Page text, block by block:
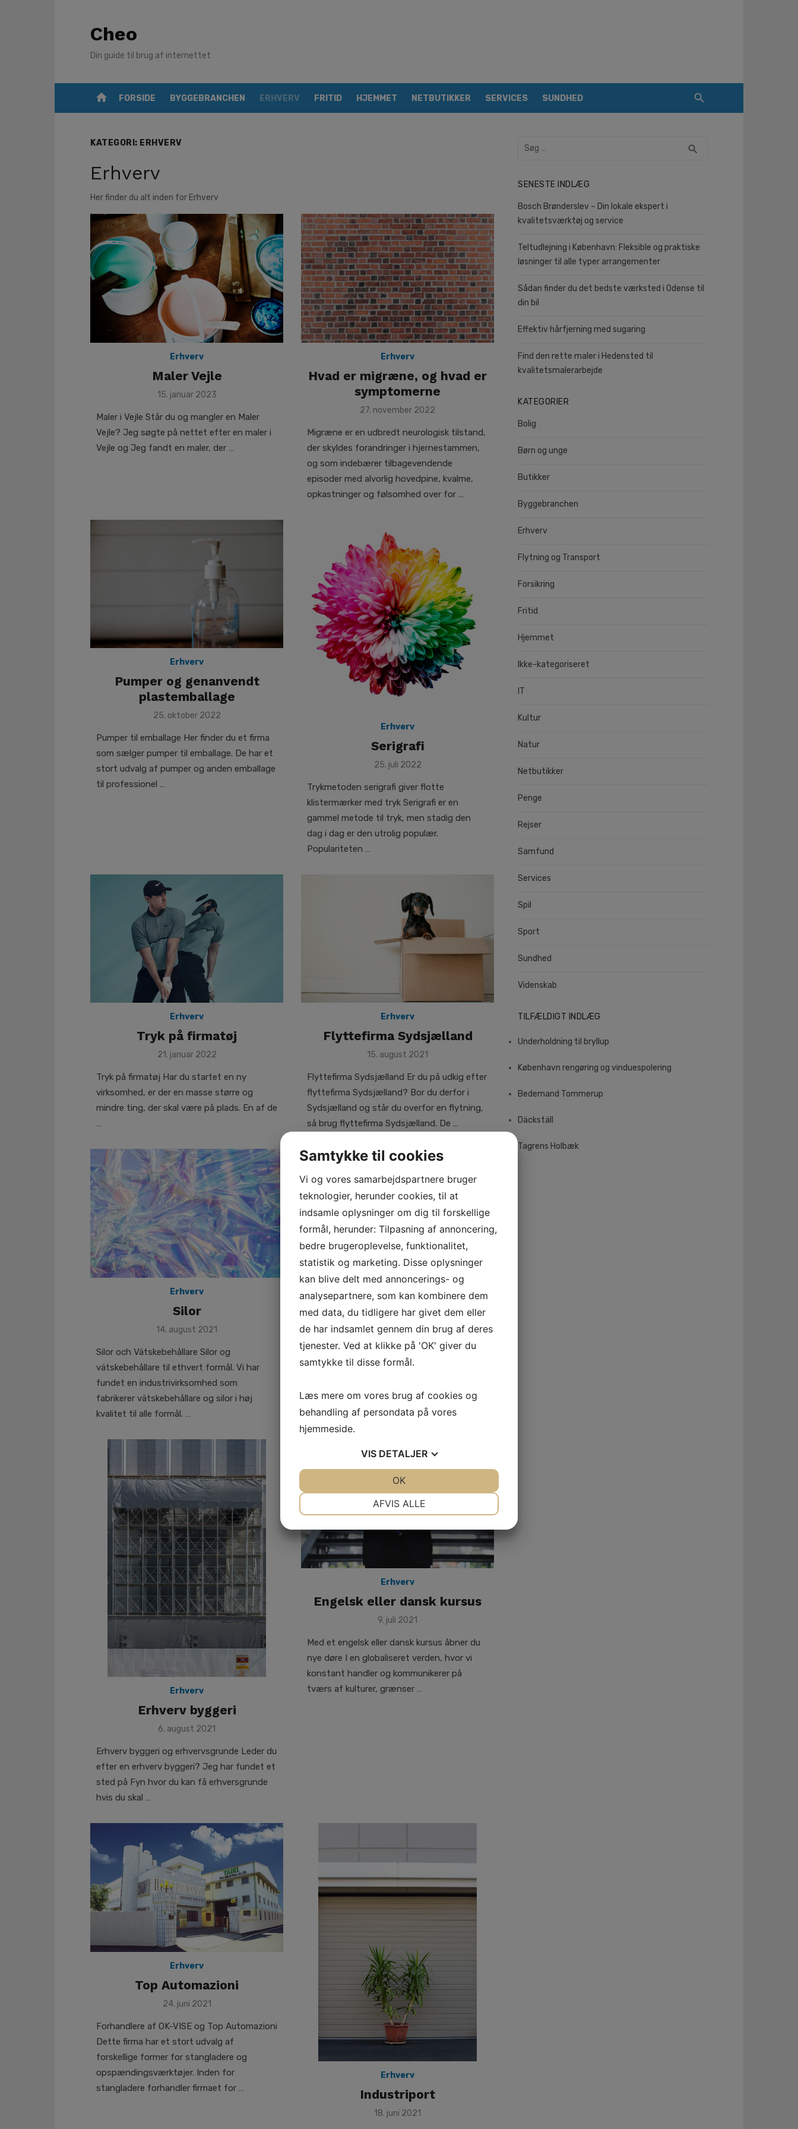
Cheo
Din guide til brug af internettet
home FORSIDE BYGGEBRANCHEN ERHVERV FRITID HJEMMET NETBUTIKKER SERVICES SUNDHED
KATEGORI: ERHVERV
Erhverv
Her finder du alt inden for Erhverv
Erhverv
Maler Vejle
Posted
15. januar 2023
Maler i Vejle Står du og mangler en Maler
Vejle? Jeg søgte på nettet efter en maler i
Vejle og Jeg fandt en maler, der …
Erhverv
Hvad er migræne, og hvad er
symptomerne
Posted
27. november 2022
Migræne er en udbredt neurologisk tilstand,
der skyldes forandringer i hjernestammen,
og som indebærer tilbagevendende
episoder med alvorlig hovedpine, kvalme,
opkastninger og følsomhed over for …
Erhverv
Pumper og genanvendt
plastemballage
Posted
25. oktober 2022
Pumper til emballage Her finder du et firma
som sælger pumper til emballage. De har et
stort udvalg af pumper og anden emballage
til professionel …
Erhverv
Serigrafi
Posted
25. juli 2022
Trykmetoden serigrafi giver flotte
klistermærker med tryk Serigrafi er en
gammel metode til tryk, men stadig den
dag i dag er den utrolig populær.
Populariteten …
Erhverv
Tryk på firmatøj
Posted
21. januar 2022
Tryk på firmatøj Har du startet en ny
virksomhed, er der en masse større og
mindre ting, der skal være på plads. En af de
…
Erhverv
Flyttefirma Sydsjælland
Posted
15. august 2021
Flyttefirma Sydsjælland Er du på udkig efter
flyttefirma Sydsjælland? Bor du derfor i
Sydsjælland og står du overfor en flytning,
så brug flyttefirma Sydsjælland. De …
Erhverv
Silor
Posted
14. august 2021
Silor och Vätskebehållare Silor og
vätskebehållare til ethvert formål. Vi har
fundet en industrivirksomhed som
fabrikerer vätskebehållare og silor i høj
kvalitet til alle formål. …
Erhverv
Elektriker Valby
Posted
12. august 2021
Elektriker Valby med solid viden Denne
elektriker i Valby løser alle opgaver inden for
Elektrikeren har erfaring med alt …
Erhverv
Erhverv byggeri
Posted
6. august 2021
Erhverv byggeri og erhvervsgrunde Leder du
efter en erhverv byggeri? Jeg har fundet et
sted på Fyn hvor du kan få erhversgrunde
hvis du skal …
Erhverv
Engelsk eller dansk kursus
Posted
9. juli 2021
Med et engelsk eller dansk kursus åbner du
nye døre I en globaliseret verden, hvor vi
konstant handler og kommunikerer på
tværs af kulturer, grænser …
Erhverv
Top Automazioni
Posted
24. juni 2021
Forhandlere af OK-VISE og Top Automazioni
Dette firma har et stort udvalg af
forskellige former for stangladere og
opspændingsværktøjer. Inden for
stangladere forhandler firmaet for …
Erhverv
Industriport
Posted
18. juni 2021
Search
search
SENESTE INDLÆG
Bosch Brønderslev – Din lokale ekspert i
kvalitetsværktøj og service
Teltudlejning i København: Fleksible og praktiske
løsninger til alle typer arrangementer
Sådan finder du det bedste værksted i Odense til
din bil
Effektiv hårfjerning med sugaring
Find den rette maler i Hedensted til
kvalitetsmalerarbejde
KATEGORIER
Bolig
Børn og unge
Butikker
Byggebranchen
Erhverv
Flytning og Transport
Forsikring
Fritid
Hjemmet
Ikke-kategoriseret
IT
Kultur
Natur
Netbutikker
Penge
Rejser
Samfund
Services
Spil
Sport
Sundhed
Videnskab
TILFÆLDIGT INDLÆG
Underholdning til bryllup
København rengøring og vinduespolering
Bedemand Tommerup
Däckställ
Tagrens Holbæk
Samtykke til cookies
Vi og vores samarbejdspartnere bruger
teknologier, herunder cookies, til at
indsamle oplysninger om dig til forskellige
formål, herunder: Tilpasning af annoncering,
bedre brugeroplevelse, funktionalitet,
statistik og marketing. Disse oplysninger
kan blive delt med annoncerings- og
analysepartnere, som kan kombinere dem
med data, du tidligere har givet dem eller
de har indsamlet gennem din brug af deres
tjenester. Ved at klikke på 'OK' giver du
samtykke til disse formål.
Læs mere om vores brug af cookies og
behandling af persondata på vores
hjemmeside.
VIS DETALJER
MARKETING STATISTIK
AFVIS ALLE
OK